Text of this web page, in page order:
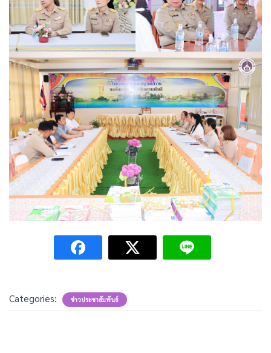
Categories: ข่าวประชาสัมพันธ์